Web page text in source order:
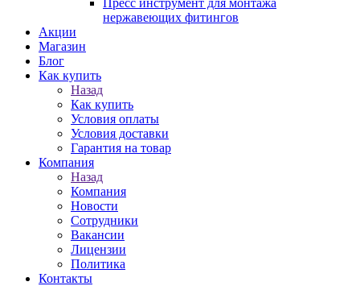
Пресс инструмент для монтажа
нержавеющих фитингов
Акции
Магазин
Блог
Как купить
Назад
Как купить
Условия оплаты
Условия доставки
Гарантия на товар
Компания
Назад
Компания
Новости
Сотрудники
Вакансии
Лицензии
Политика
Контакты